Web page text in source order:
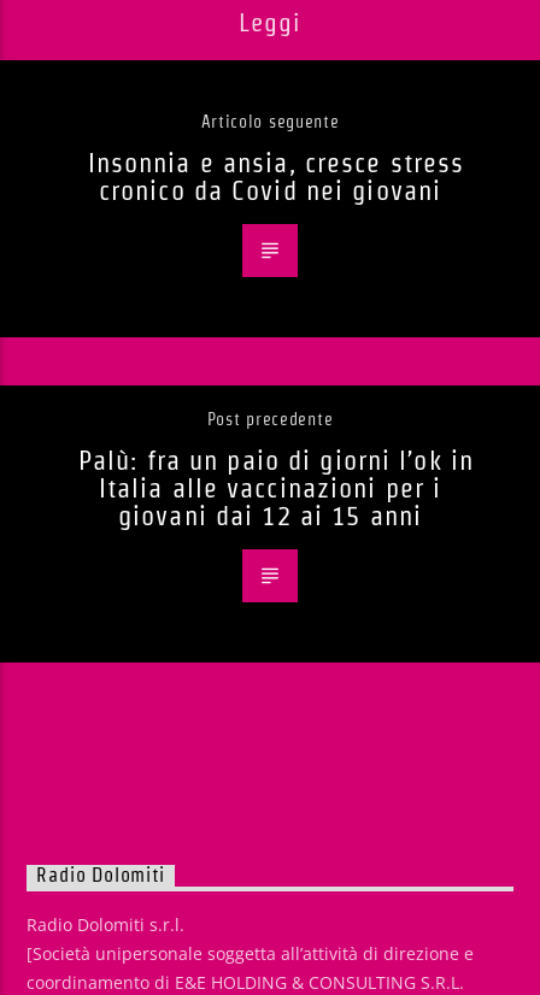
Leggi
Articolo seguente
Insonnia e ansia, cresce stress
cronico da Covid nei giovani
Post precedente
Palù: fra un paio di giorni l’ok in
Italia alle vaccinazioni per i
giovani dai 12 ai 15 anni
Radio Dolomiti
Radio Dolomiti s.r.l.
[Società unipersonale soggetta all’attività di direzione e
coordinamento di E&E HOLDING & CONSULTING S.R.L.